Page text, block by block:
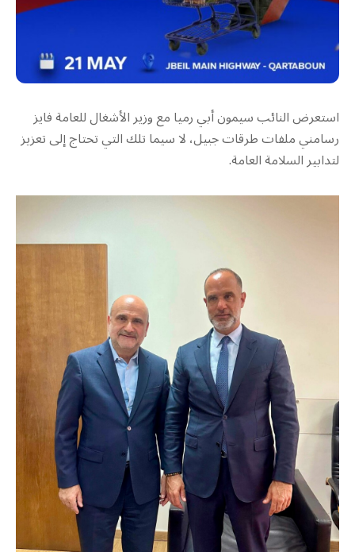
استعرض النائب سيمون أبي رميا مع وزير الأشغال للعامة فايز
رسامني ملفات طرقات جبيل، لا سيما تلك التي تحتاج إلى تعزيز
لتدابير السلامة العامة.